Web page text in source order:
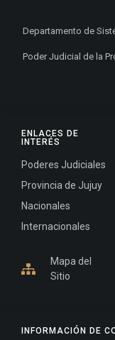
INFORMACIÓN DE
ENLACES DE
INTERÉS
Poderes Judiciales
Provincia de Jujuy
Nacionales
Internacionales
Mapa del
Sitio
Departamento de
Poder Judicial de la